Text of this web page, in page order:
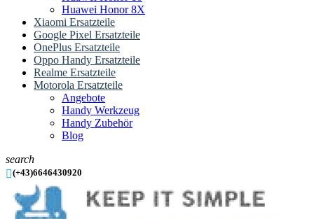
Huawei Honor 8X
Xiaomi Ersatzteile
Google Pixel Ersatzteile
OnePlus Ersatzteile
Oppo Handy Ersatzteile
Realme Ersatzteile
Motorola Ersatzteile
Angebote
Handy Werkzeug
Handy Zubehör
Blog
search
(+43)6646430920